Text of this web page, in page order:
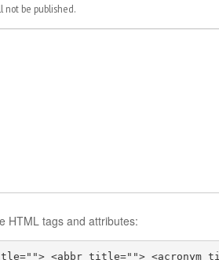
not be published.
HTML tags and attributes:
<abbr title=""> <acronym